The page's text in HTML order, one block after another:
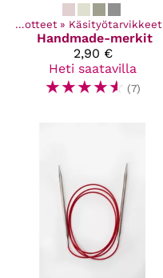
Kaikki tuotteet ‪» Käsityötarvikkeet
Handmade-merkit
2,90 €
Heti saatavilla
☆☆☆☆☆ (7)